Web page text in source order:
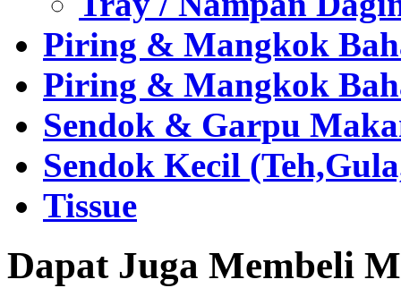
Piring & Mangkok
Piring & Mangkok
Sendok & Garpu
Sendok Kecil
Tissue
Dapat Juga Membeli